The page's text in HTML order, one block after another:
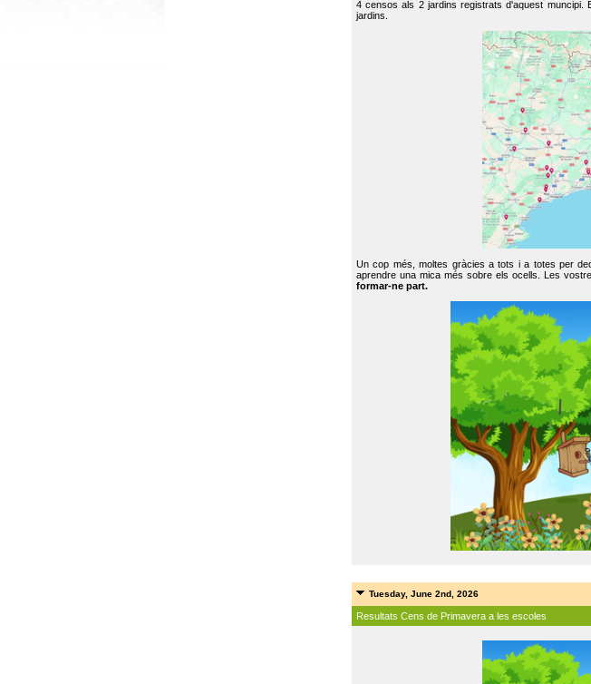
4 censos als 2 jardins registrats d'aquest muncipi.
jardins.
Un cop més, moltes gràcies a tots i a totes per
aprendre una mica més sobre els ocells. Les
formar-ne part.
Tuesday, June 2nd, 2026
Resultats Cens de Primavera a les escoles